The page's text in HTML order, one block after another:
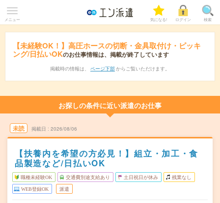
メニュー 気になる! ログイン 検索
【未経験OK！】高圧ホースの切断・金具取付け・ピッキ
ング/日払いOKのお仕事情報は、掲載が終了しています
掲載時の情報は、 ページ下部 からご覧いただけます。
お探しの条件に近い派遣のお仕事
未読 掲載日 2026/08/06
【扶養内を希望の方必見！】組立・加工・食
品製造など/日払いOK
職種未経験OK 交通費別途支給あり 土日祝日が休み 残業なし
WEB登録OK 派遣